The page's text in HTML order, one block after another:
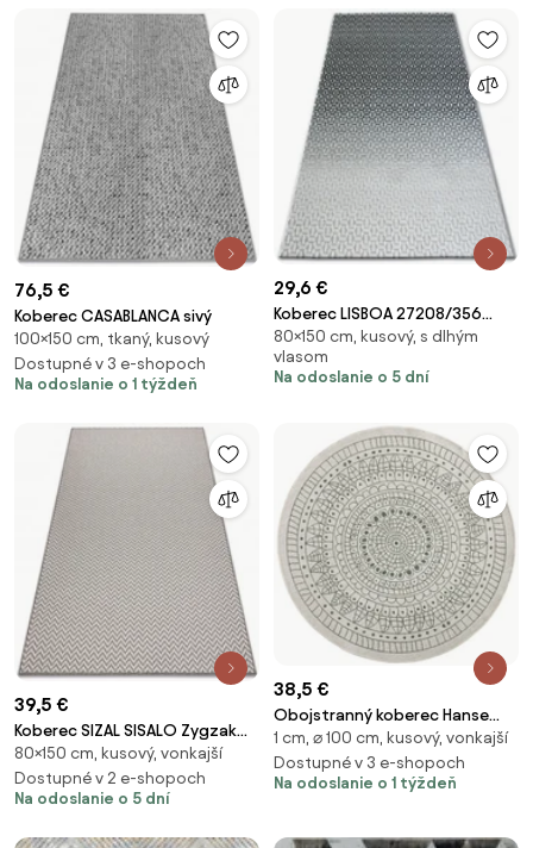
76,5 €
Koberec CASABLANCA sivý
100×150 cm, tkaný, kusový
Dostupné v 3 e-shopoch
Na odoslanie o 1 týždeň
29,6 €
Koberec LISBOA 27208/356
Structural čierny/sivý
80×150 cm, kusový, s dlhým
vlasom
Na odoslanie o 5 dní
39,5 €
Koberec SIZAL SISALO Zygzak
2901 krém / taupe
80×150 cm, kusový, vonkajší
Dostupné v 2 e-shopoch
Na odoslanie o 5 dní
38,5 €
Obojstranný koberec Hanse
Home Twin Porto zelený /
krémový kruh
1 cm, ⌀ 100 cm, kusový, vonkajší
Dostupné v 3 e-shopoch
Na odoslanie o 1 týždeň